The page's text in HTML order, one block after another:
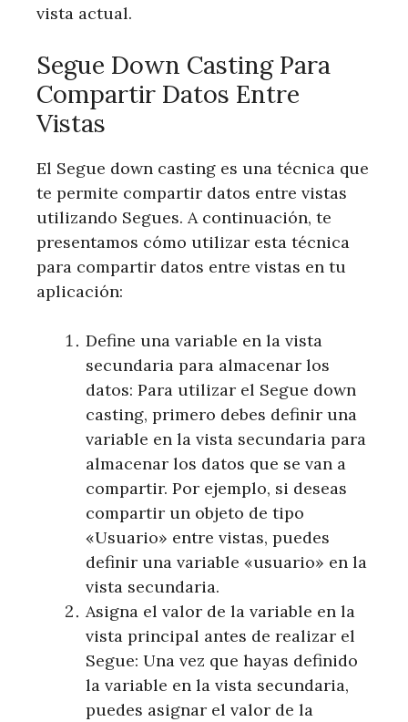
vista actual.
Segue Down Casting Para
Compartir Datos Entre
Vistas
El Segue down casting es una técnica que
te permite compartir datos entre vistas
utilizando Segues. A continuación, te
presentamos cómo utilizar esta técnica
para compartir datos entre vistas en tu
aplicación:
Define una variable en la vista
secundaria para almacenar los
datos: Para utilizar el Segue down
casting, primero debes definir una
variable en la vista secundaria para
almacenar los datos que se van a
compartir. Por ejemplo, si deseas
compartir un objeto de tipo
«Usuario» entre vistas, puedes
definir una variable «usuario» en la
vista secundaria.
Asigna el valor de la variable en la
vista principal antes de realizar el
Segue: Una vez que hayas definido
la variable en la vista secundaria,
puedes asignar el valor de la